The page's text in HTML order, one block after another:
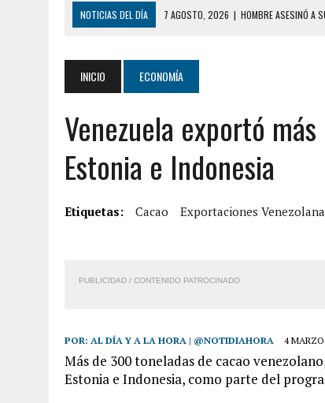
NOTICIAS DEL DÍA 7 AGOSTO, 2026 | HOMBRE ASESINÓ A
LOCALIZARON CUERPO DE ‘LA SEÑORA
6 AGOSTO, 2026 | MISTERIOSA MUERTE DE MODELO EN
BARINAS: ADOLESCENTE SE QUITÓ LA VIDA
6 AGOSTO, 2026 | CONMOCIÓN EN COLORADO POR
5 AGOSTO, 2026
| PRESUNTO BROTE PSICÓTICO POR FALTA
8 AGOSTO, 2026
BOMBEROS DE CARACAS COMBATIERON
INICIO ECONOMÍA
Venezuela exportó
Estonia e Indonesia
Etiquetas: Cacao Exportaciones
PUBLICIDAD / CONTENIDO PATROCINADO
POR: AL DÍA Y A LA HORA | @NOTIDIAHORA 4
Más de 300 toneladas de cacao
Estonia e Indonesia, como parte del